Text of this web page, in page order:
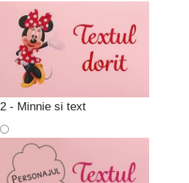
2 - Minnie si text